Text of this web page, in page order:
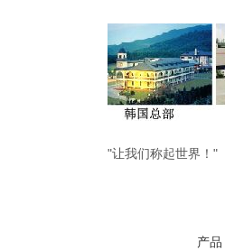
"让我们称起世界！"
产品